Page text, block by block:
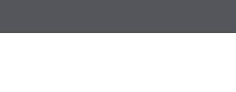
mibew_locale, mibew-chat-frame-style-